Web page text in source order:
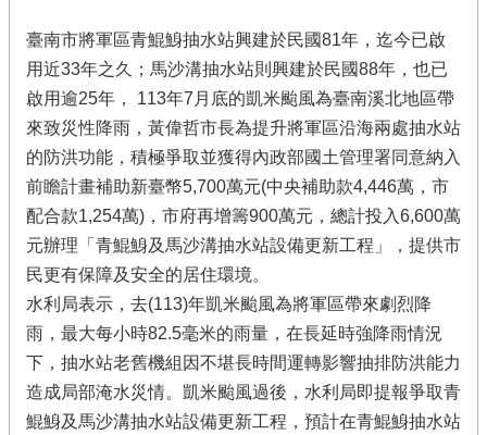
臺南市將軍區青鯤鯓抽水站興建於民國81年，迄今已啟
用近33年之久；馬沙溝抽水站則興建於民國88年，也已
啟用逾25年， 113年7月底的凱米颱風為臺南溪北地區帶
來致災性降雨，黃偉哲市長為提升將軍區沿海兩處抽水站
的防洪功能，積極爭取並獲得內政部國土管理署同意納入
前瞻計畫補助新臺幣5,700萬元(中央補助款4,446萬，市
配合款1,254萬)，市府再增籌900萬元，總計投入6,600萬
元辦理「青鯤鯓及馬沙溝抽水站設備更新工程」，提供市
民更有保障及安全的居住環境。
水利局表示，去(113)年凱米颱風為將軍區帶來劇烈降
雨，最大每小時82.5毫米的雨量，在長延時強降雨情況
下，抽水站老舊機組因不堪長時間運轉影響抽排防洪能力
造成局部淹水災情。凱米颱風過後，水利局即提報爭取青
鯤鯓及馬沙溝抽水站設備更新工程，預計在青鯤鯓抽水站